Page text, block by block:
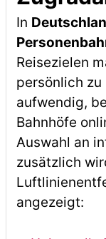
In
Reisezielen
persönlich
aufwendig,
Bahnhöfe
Auswahl an
zusätzlich
angezeigt: